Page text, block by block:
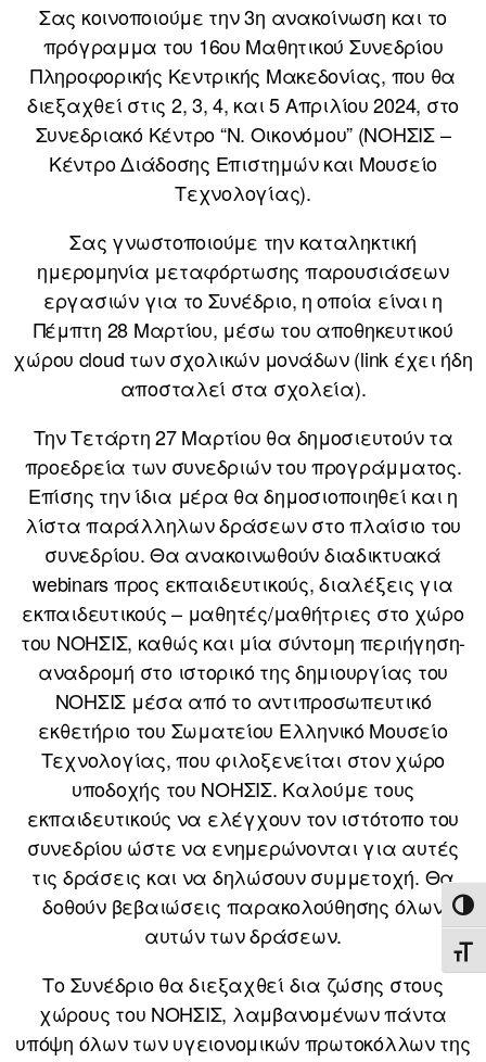
Σας κοινοποιούμε την 3η ανακοίνωση και το
πρόγραμμα του 16ου Μαθητικού Συνεδρίου
Πληροφορικής Κεντρικής Μακεδονίας, που θα
διεξαχθεί στις 2, 3, 4, και 5 Απριλίου 2024, στο
Συνεδριακό Κέντρο “Ν. Οικονόμου” (ΝΟΗΣΙΣ –
Κέντρο Διάδοσης Επιστημών και Μουσείο
Τεχνολογίας).
Σας γνωστοποιούμε την καταληκτική
ημερομηνία μεταφόρτωσης παρουσιάσεων
εργασιών για το Συνέδριο, η οποία είναι η
Πέμπτη 28 Μαρτίου, μέσω του αποθηκευτικού
χώρου cloud των σχολικών μονάδων (link έχει ήδη
αποσταλεί στα σχολεία).
Την Τετάρτη 27 Μαρτίου θα δημοσιευτούν τα
προεδρεία των συνεδριών του προγράμματος.
Επίσης την ίδια μέρα θα δημοσιοποιηθεί και η
λίστα παράλληλων δράσεων στο πλαίσιο του
συνεδρίου. Θα ανακοινωθούν διαδικτυακά
webinars προς εκπαιδευτικούς, διαλέξεις για
εκπαιδευτικούς – μαθητές/μαθήτριες στο χώρο
του ΝΟΗΣΙΣ, καθώς και μία σύντομη περιήγηση-
αναδρομή στο ιστορικό της δημιουργίας του
ΝΟΗΣΙΣ μέσα από το αντιπροσωπευτικό
εκθετήριο του Σωματείου Ελληνικό Μουσείο
Τεχνολογίας, που φιλοξενείται στον χώρο
υποδοχής του ΝΟΗΣΙΣ. Καλούμε τους
εκπαιδευτικούς να ελέγχουν τον ιστότοπο του
συνεδρίου ώστε να ενημερώνονται για αυτές
τις δράσεις και να δηλώσουν συμμετοχή. Θα
δοθούν βεβαιώσεις παρακολούθησης όλων
αυτών των δράσεων.
Το Συνέδριο θα διεξαχθεί δια ζώσης στους
χώρους του ΝΟΗΣΙΣ, λαμβανομένων πάντα
υπόψη όλων των υγειονομικών πρωτοκόλλων της